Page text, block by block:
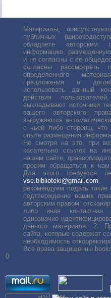
Материалы,
публичных
обладаете
информацию,
и не согласны с её
согласны рассмотреть
определенного
предложения о
использовать данный
действия
выкладывают источники
вашего авторского
загружаются
с чьей либо стороны,
опыте размещения
Не смотря на это, при
касательно ссылок на
нашем сайте,
просим обращаться к
Для этого требуется
vse.biblioteki@gmail.com .
рекомендуем подать
подтверждение ваших
авторским правом:
либо иная контактная
однозначно
данного материала. 2.
сайта, которые содержат
необходимость
Все права защищенны
0